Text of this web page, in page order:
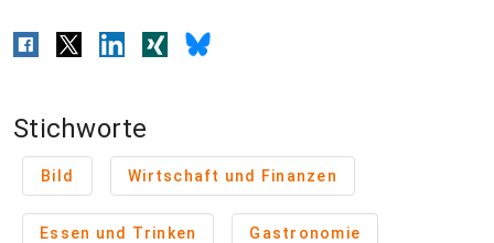
Stichworte
Bild Wirtschaft und Finanzen
Essen und Trinken Gastronomie